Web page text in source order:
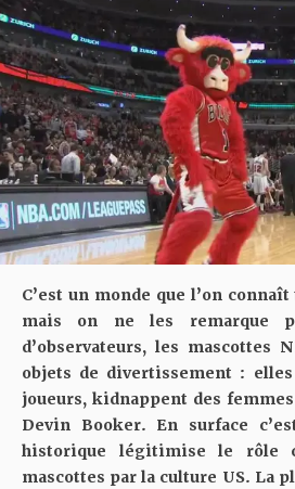
C’est un monde que l’on
mais on ne les remarque
d’observateurs, les mascottes
objets de divertissement :
joueurs, kidnappent des
Devin Booker. En surface
historique légitimise le rôle
mascottes par la culture US. La